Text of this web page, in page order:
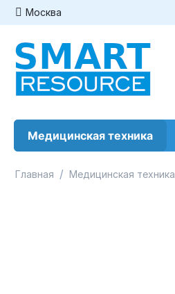
Москва
Медицинская техника
Главная / Медицинская техника